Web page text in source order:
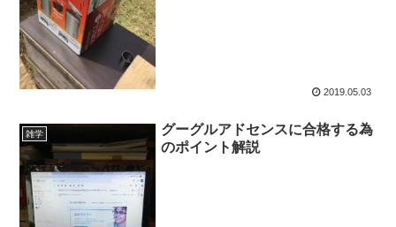
2019.05.03
雑学
グーグルアドセンスに合格する為
のポイント解説